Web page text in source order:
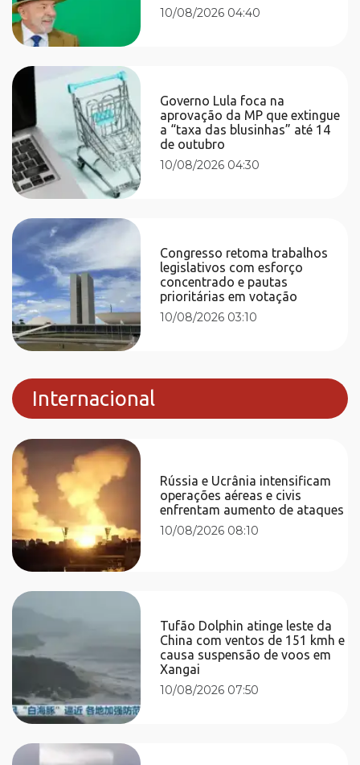
10/08/2026 04:40
Governo Lula foca na
aprovação da MP que extingue
a “taxa das blusinhas” até 14
de outubro
10/08/2026 04:30
Congresso retoma trabalhos
legislativos com esforço
concentrado e pautas
prioritárias em votação
10/08/2026 03:10
Internacional
Rússia e Ucrânia intensificam
operações aéreas e civis
enfrentam aumento de ataques
10/08/2026 08:10
Tufão Dolphin atinge leste da
China com ventos de 151 kmh e
causa suspensão de voos em
Xangai
10/08/2026 07:50